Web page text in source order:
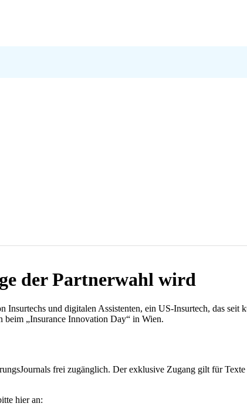
der Partnerwahl wird
und digitalen Assistenten, ein US-Insurtech, das seit
„Insurance Innovation Day“ in Wien.
frei zugänglich. Der exklusive Zugang gilt für
hier an: